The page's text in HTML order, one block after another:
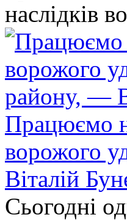
наслідків
Працюємо
ворожого
Віталій
Сьогодні